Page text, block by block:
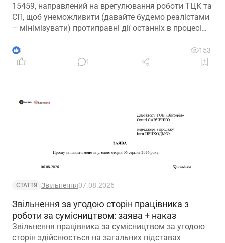
15459, направлений на врегулювання роботи ТЦК та
СП, щоб унеможливити (давайте будемо реалістами
– мінімізувати) протиправні дії останніх в процесі
3
153
1
СТАТТЯ Звільнення07.08.2026
Звільнення за угодою сторін працівника з
роботи за сумісництвом: заява + наказ
Звільнення працівника за сумісництвом за угодою
сторін здійснюється на загальних підставах